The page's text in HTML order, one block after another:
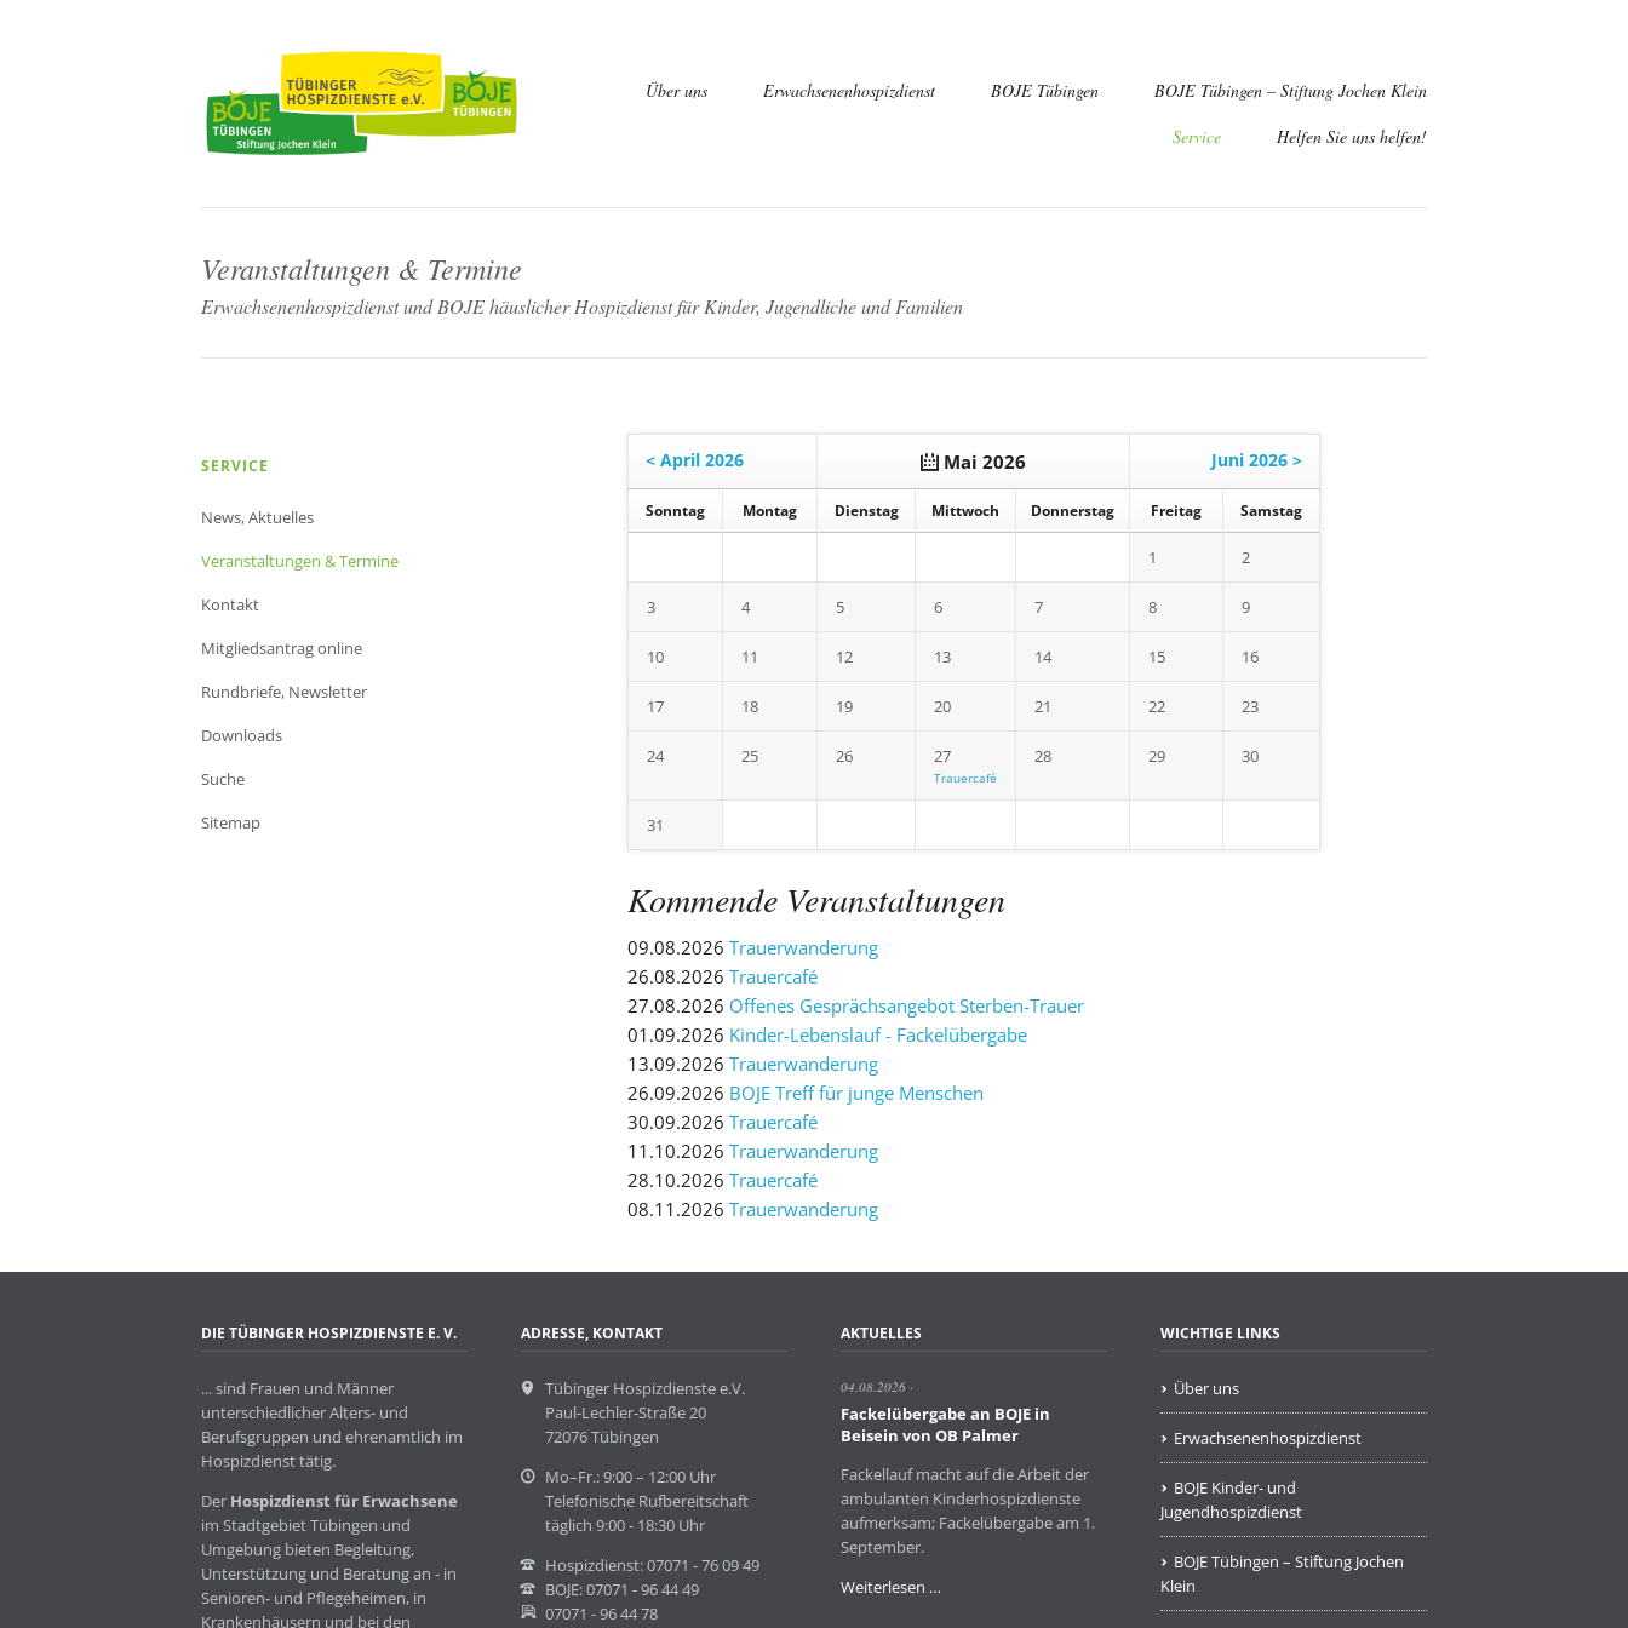
NavigationÜber uns Erwachsenenhospizdienst
Der Vorbereitungskurs
BOJE Tübingen
Erfahrungsbericht "Engagement beim Kinderhospizdienst BOJE"
BOJE Tübingen – Stiftung Jochen Klein
Service
Helfen Sie uns helfen!
Veranstaltungen & Termine
Erwachsenenhospizdienst und BOJE häuslicher Hospizdienst für Kinder, Jugendliche und Familien
< April 2026 Mai 2026 Juni 2026 >
Sonntag Montag Dienstag Mittwoch Donnerstag Freitag Samstag
1 2
3 4 5 6 7 8 9
10 11 12 13 14 15 16
17 18 19 20 21 22 23
24 25 26 27
Trauercafé
28 29 30
31
Kommende Veranstaltungen
09.08.2026 Trauerwanderung
26.08.2026 Trauercafé
27.08.2026 Offenes Gesprächsangebot Sterben-Trauer
01.09.2026 Kinder-Lebenslauf - Fackelübergabe
13.09.2026 Trauerwanderung
26.09.2026 BOJE Treff für junge Menschen
30.09.2026 Trauercafé
11.10.2026 Trauerwanderung
28.10.2026 Trauercafé
08.11.2026 Trauerwanderung
Navigation
SERVICE
News, Aktuelles
Veranstaltungen & Termine
Kontakt
Mitgliedsantrag online
Rundbriefe, Newsletter
Downloads
Suche
Sitemap
DIE TÜBINGER HOSPIZDIENSTE E. V.
... sind Frauen und Männer
unterschiedlicher Alters- und
Berufsgruppen und ehrenamtlich im
Hospizdienst tätig.
Der Hospizdienst für Erwachsene
im Stadtgebiet Tübingen und
Umgebung bieten Begleitung,
Unterstützung und Beratung an - in
Senioren- und Pflegeheimen, in
Krankenhäusern und bei den
ADRESSE, KONTAKT
Tübinger Hospizdienste e.V.
Paul-Lechler-Straße 20
72076 Tübingen
Mo–Fr.: 9:00 – 12:00 Uhr
Telefonische Rufbereitschaft
täglich 9:00 - 18:30 Uhr
Hospizdienst: 07071 - 76 09 49
BOJE: 07071 - 96 44 49
07071 - 96 44 78
AKTUELLES
04.08.2026
Fackelübergabe an BOJE in
Beisein von OB Palmer
Fackellauf macht auf die Arbeit der
ambulanten Kinderhospizdienste
aufmerksam; Fackelübergabe am 1.
September.
Weiterlesen …
WICHTIGE LINKS
Über uns
Erwachsenenhospizdienst
BOJE Kinder- und
Jugendhospizdienst
BOJE Tübingen – Stiftung Jochen
Klein